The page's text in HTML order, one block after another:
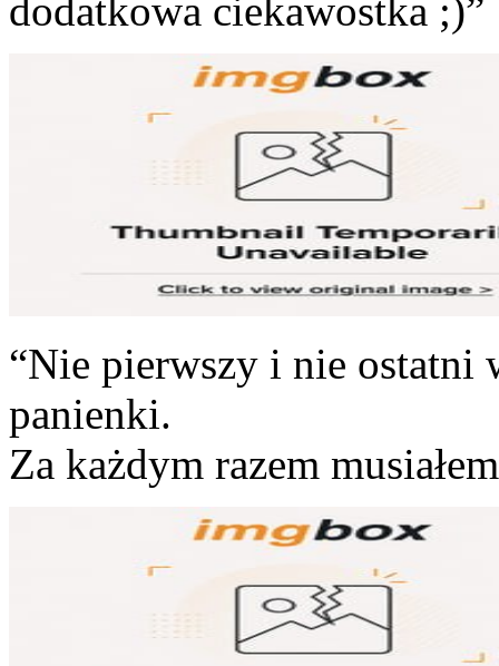
dodatkowa ciekawostka ;)”
“Nie pierwszy i nie
panienki.
Za każdym razem